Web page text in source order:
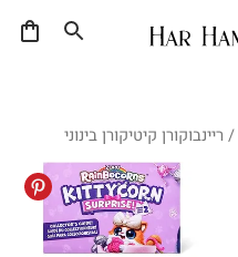
/ ריינבוקורן קיטיקורן בינוני